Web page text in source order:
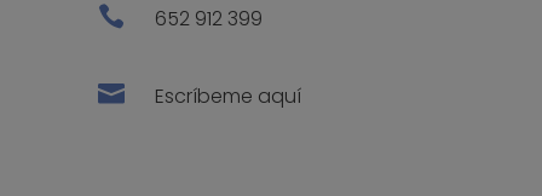
 652 912 399
 Escríbeme aquí